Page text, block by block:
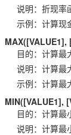
说明： 折现率
示例： 计算现
MAX([VALUE1],
目的： 计算最
说明： 计算最
示例： 计算最
MIN([VALUE1],
目的： 计算最
说明： 计算最